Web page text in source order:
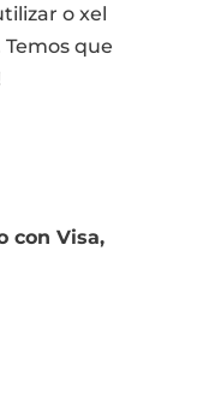
o xel
que
con Visa,